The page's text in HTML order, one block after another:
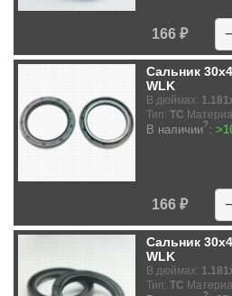
166 ₽ −
Сальник
WLK
В дюймах:
Тип: TC
В наличии?:
166 ₽ −
Сальник
WLK
В дюймах:
Тип: TC